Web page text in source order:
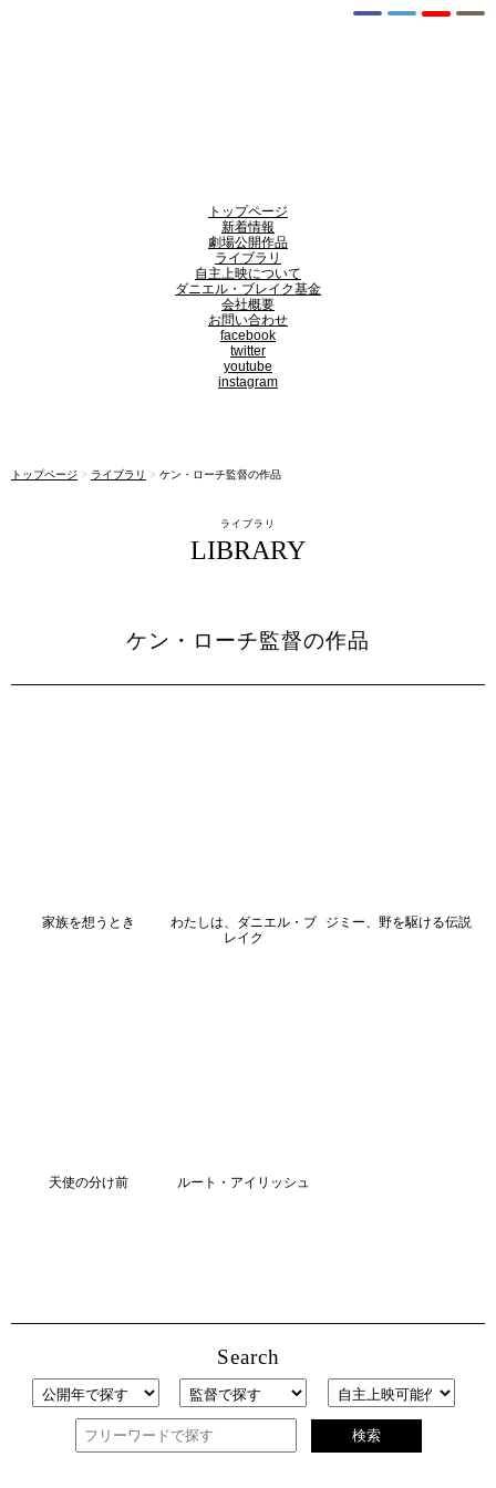
トップページ
新着情報
劇場公開作品
ライブラリ
自主上映について
ダニエル・ブレイク基金
会社概要
お問い合わせ
facebook
twitter
youtube
instagram
トップページ > ライブラリ > ケン・ローチ監督の作品
ライブラリ
LIBRARY
ケン・ローチ監督の作品
家族を想うとき
わたしは、ダニエル・ブ
レイク
ジミー、野を駆ける伝説
天使の分け前 ルート・アイリッシュ
Search
検索